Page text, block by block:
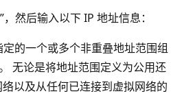
”，然后输入以下 IP 地址信息：
的一个或多个非重叠地址范围组
无论是将地址范围定义为公用还
以及从任何已连接到虚拟网络的